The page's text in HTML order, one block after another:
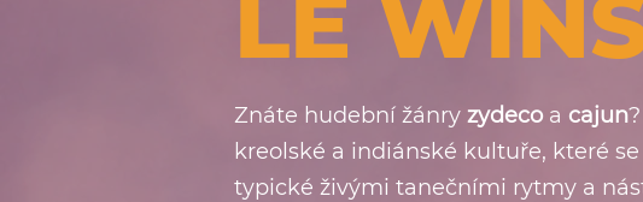
LE
Znáte hudební žánry zydeco a cajun
kreolské a indiánské kultuře, které
typické živými tanečními rytmy a